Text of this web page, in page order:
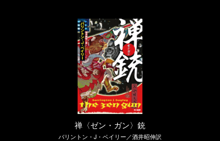
禅〈ゼン・ガン〉銃
バリントン・J・ベイリー／酒井昭伸訳